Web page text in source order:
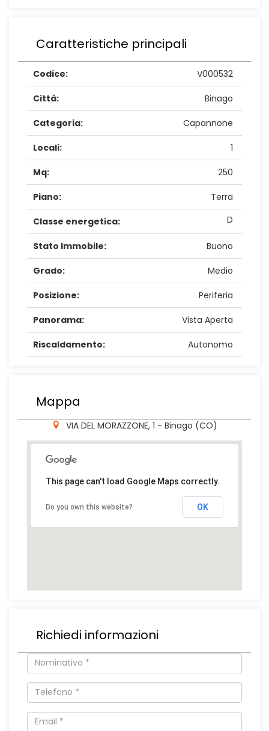
Caratteristiche principali
Codice: V000532
Città: Binago
Categoria: Capannone
Locali: 1
Mq: 250
Piano: Terra
Classe energetica: D
Stato Immobile: Buono
Grado: Medio
Posizione: Periferia
Panorama: Vista Aperta
Riscaldamento: Autonomo
Mappa
VIA DEL MORAZZONE, 1 - Binago (CO)
This page can't load Google Maps correctly.
Do you own this website? OK
Richiedi informazioni